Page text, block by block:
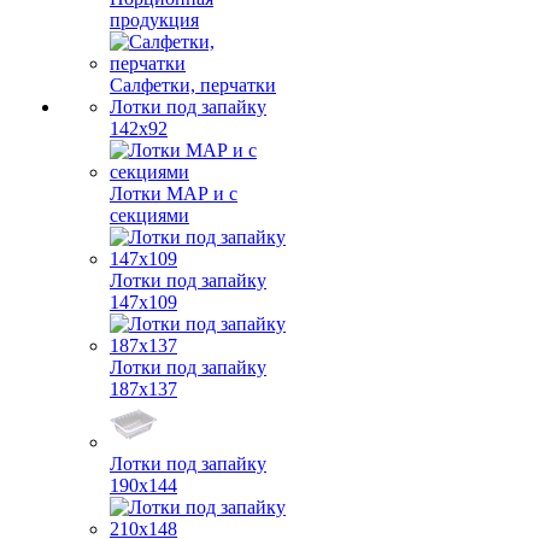
продукция
Салфетки, перчатки
Лотки под запайку
142х92
Лотки МАР и с
секциями
Лотки под запайку
147х109
Лотки под запайку
187х137
Лотки под запайку
190х144